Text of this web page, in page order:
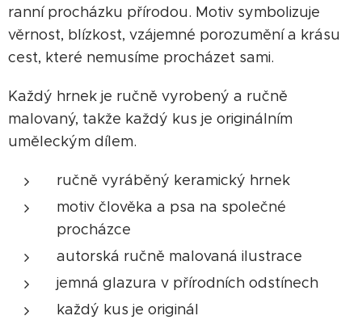
ranní procházku přírodou. Motiv symbolizuje
věrnost, blízkost, vzájemné porozumění a krásu
cest, které nemusíme procházet sami.
Každý hrnek je ručně vyrobený a ručně
malovaný, takže každý kus je originálním
uměleckým dílem.
ručně vyráběný keramický hrnek
motiv člověka a psa na společné
procházce
autorská ručně malovaná ilustrace
jemná glazura v přírodních odstínech
každý kus je originál